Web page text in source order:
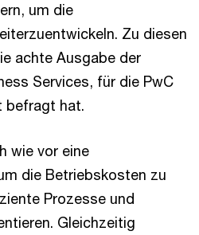
um die
Zu diesen
achte Ausgabe der
Services, für die PwC
befragt hat.
wie vor eine
die Betriebskosten zu
Prozesse und
Gleichzeitig